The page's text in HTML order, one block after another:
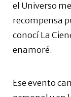
el Universo
recompensa
conocí La
enamoré.
Ese evento